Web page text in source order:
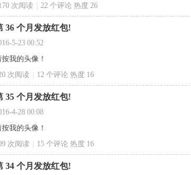
次阅读
22 个评论 热度 26
36 个月发放红包!
5-23 00:52
按我的头像！
次阅读
12 个评论 热度 16
35 个月发放红包!
4-28 00:08
按我的头像！
次阅读
15 个评论 热度 16
34 个月发放红包!